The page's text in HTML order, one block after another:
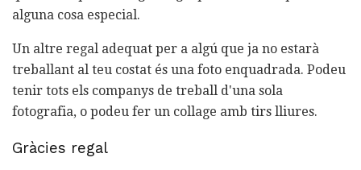
alguna cosa especial.
Un altre regal adequat per a algú que ja no estarà
treballant al teu costat és una foto enquadrada. Podeu
tenir tots els companys de treball d'una sola
fotografia, o podeu fer un collage amb tirs lliures.
Gràcies regal